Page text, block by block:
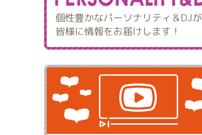
個性豊かなパーソナリティ＆DJが
皆様に情報をお届けします！